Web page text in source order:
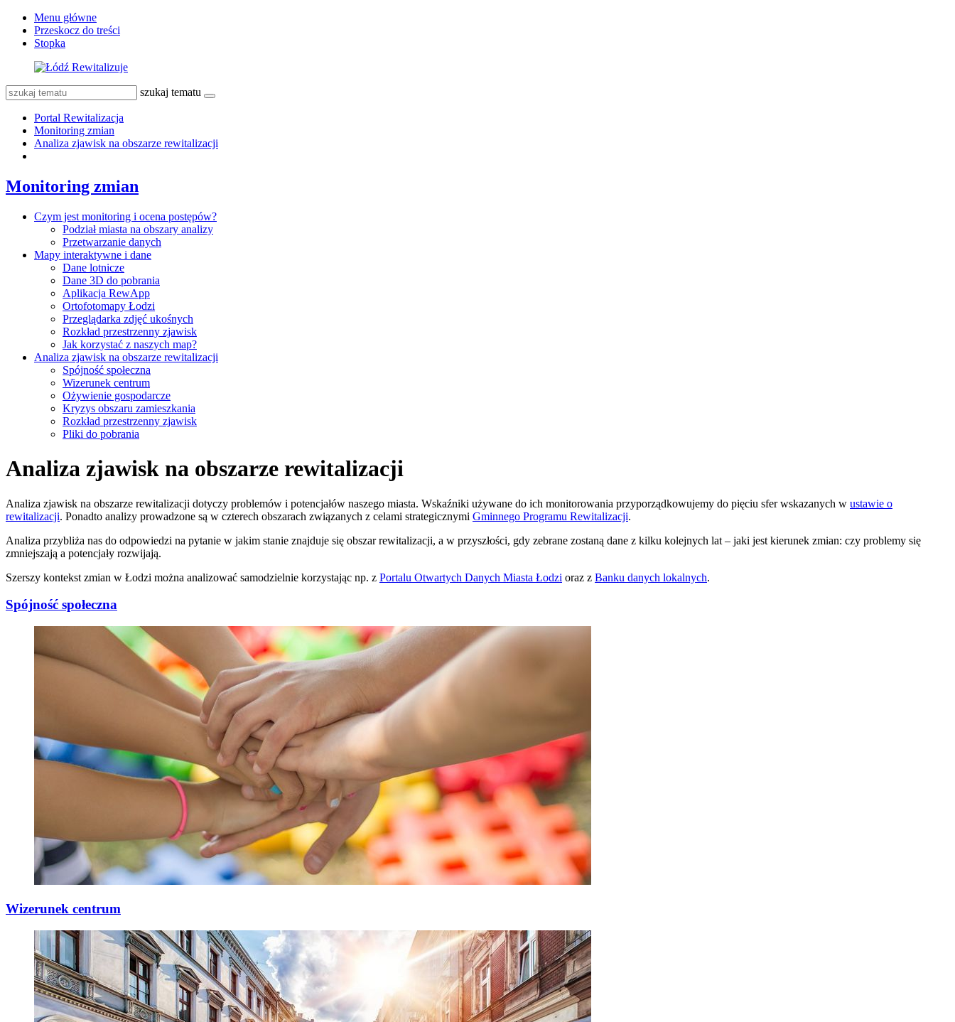
Menu główne
Przeskocz do treści
Stopka
szukaj tematu
Portal Rewitalizacja
Monitoring zmian
Analiza zjawisk na obszarze rewitalizacji
Monitoring zmian
Czym jest monitoring i ocena postępów?
Podział miasta na obszary analizy
Przetwarzanie danych
Mapy interaktywne i dane
Dane lotnicze
Dane 3D do pobrania
Aplikacja RewApp
Ortofotomapy Łodzi
Przeglądarka zdjęć ukośnych
Rozkład przestrzenny zjawisk
Jak korzystać z naszych map?
Analiza zjawisk na obszarze rewitalizacji
Spójność społeczna
Wizerunek centrum
Ożywienie gospodarcze
Kryzys obszaru zamieszkania
Rozkład przestrzenny zjawisk
Pliki do pobrania
Analiza zjawisk na obszarze rewitalizacji
Analiza zjawisk na obszarze rewitalizacji dotyczy problemów i potencjałów naszego miasta. Wskaźniki używane do ich monitorowania przyporządkowujemy do pięciu sfer wskazanych w ustawie o
rewitalizacji. Ponadto analizy prowadzone są w czterech obszarach związanych z celami strategicznymi Gminnego Programu Rewitalizacji.
Analiza przybliża nas do odpowiedzi na pytanie w jakim stanie znajduje się obszar rewitalizacji, a w przyszłości, gdy zebrane zostaną dane z kilku kolejnych lat – jaki jest kierunek zmian: czy problemy się
zmniejszają a potencjały rozwijają.
Szerszy kontekst zmian w Łodzi można analizować samodzielnie korzystając np. z Portalu Otwartych Danych Miasta Łodzi oraz z Banku danych lokalnych.
Spójność społeczna
Wizerunek centrum